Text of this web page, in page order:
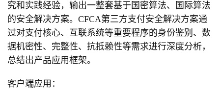
究和实践经验，输出一整套基于国密算法、国际算法
的安全解决方案。CFCA第三方支付安全解决方案通
过对支付核心、互联系统等重要程序的身份鉴别、数
据机密性、完整性、抗抵赖性等需求进行深度分析，
总结出产品应用框架。
客户端应用：